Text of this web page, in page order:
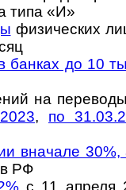
типа «И»
фи­зи­ческих
банках до 10
на
, по
вначале
РФ
с 11 апреля